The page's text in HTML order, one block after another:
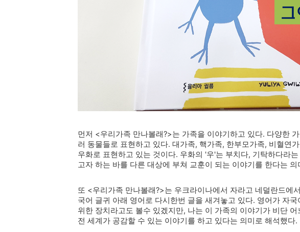
먼저 <우리가족 만나볼래?>는 가족을 이야기하고 있다. 다양한
러 동물들로 표현하고 있다. 대가족, 핵가족, 한부모가족, 비혈연
우화로 표현하고 있는 것이다. 우화의 '우'는 부치다, 기탁하다라
고자 하는 바를 다른 대상에 부쳐 교훈이 되는 이야기를 한다는 의
또 <우리가족 만나볼래?>는 우크라이나에서 자라고 네덜란드에
국어 글귀 아래 영어로 다시한번 글을 새겨놓고 있다. 영어가 자
위한 장치라고도 볼수 있겠지만, 나는 이 가족의 이야기가 비단
전 세계가 공감할 수 있는 이야기를 하고 있다는 의미로 해석했다.